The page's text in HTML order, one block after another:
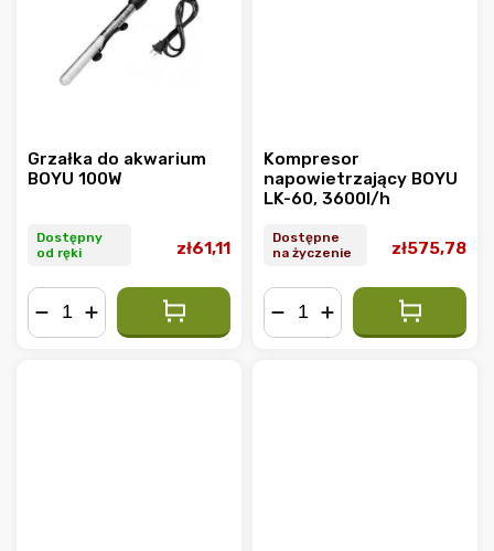
Grzałka do akwarium
BOYU 100W
Dostępny
od ręki
zł61,11
Kompresor
napowietrzający BOYU
LK-60, 3600l/h
Dostępne
na życzenie
zł575,78